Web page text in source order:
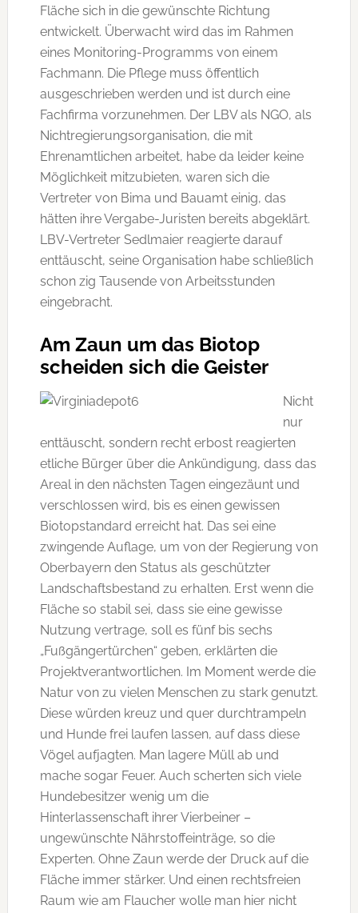
Fläche sich in die gewünschte Richtung
entwickelt. Überwacht wird das im Rahmen
eines Monitoring-Programms von einem
Fachmann. Die Pflege muss öffentlich
ausgeschrieben werden und ist durch eine
Fachfirma vorzunehmen. Der LBV als NGO, als
Nichtregierungsorganisation, die mit
Ehrenamtlichen arbeitet, habe da leider keine
Möglichkeit mitzubieten, waren sich die
Vertreter von Bima und Bauamt einig, das
hätten ihre Vergabe-Juristen bereits abgeklärt.
LBV-Vertreter Sedlmaier reagierte darauf
enttäuscht, seine Organisation habe schließlich
schon zig Tausende von Arbeitsstunden
eingebracht.
Am Zaun um das Biotop
scheiden sich die Geister
Nicht
nur
enttäuscht, sondern recht erbost reagierten
etliche Bürger über die Ankündigung, dass das
Areal in den nächsten Tagen eingezäunt und
verschlossen wird, bis es einen gewissen
Biotopstandard erreicht hat. Das sei eine
zwingende Auflage, um von der Regierung von
Oberbayern den Status als geschützter
Landschaftsbestand zu erhalten. Erst wenn die
Fläche so stabil sei, dass sie eine gewisse
Nutzung vertrage, soll es fünf bis sechs
„Fußgängertürchen“ geben, erklärten die
Projektverantwortlichen. Im Moment werde die
Natur von zu vielen Menschen zu stark genutzt.
Diese würden kreuz und quer durchtrampeln
und Hunde frei laufen lassen, auf dass diese
Vögel aufjagten. Man lagere Müll ab und
mache sogar Feuer. Auch scherten sich viele
Hundebesitzer wenig um die
Hinterlassenschaft ihrer Vierbeiner –
ungewünschte Nährstoffeinträge, so die
Experten. Ohne Zaun werde der Druck auf die
Fläche immer stärker. Und einen rechtsfreien
Raum wie am Flaucher wolle man hier nicht